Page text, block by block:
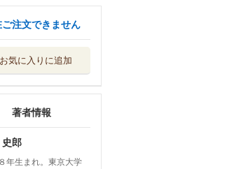
ご注文できません
気に入りに追加
著者情報
郎
年生まれ。東京大学